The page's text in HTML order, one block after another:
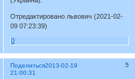
Отредактировано львович (2021-02-
09 07:23:39)
0
Поделиться 5
2013-02-19
21:00:31